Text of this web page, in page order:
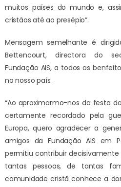
muitos países do mundo e,
cristãos até ao presépio”.
Mensagem semelhante é
Bettencourt, directora do
Fundação AIS, a todos os
no nosso país.
“Ao aproximarmo-nos da festa
certamente recordado pela
Europa, quero agradecer a
amigos da Fundação AIS em
permitiu contribuir
tantas pessoas, de tantas
comunidade cristã conhece a